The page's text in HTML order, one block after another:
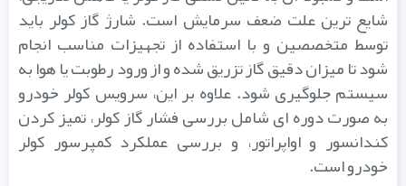
شایع ترین علت ضعف سرمایش است. شارژ گاز کولر باید
توسط متخصصین و با استفاده از تجهیزات مناسب انجام
شود تا میزان دقیق گاز تزریق شده و از ورود رطوبت یا هوا به
سیستم جلوگیری شود. علاوه بر این، سرویس کولر خودرو
به صورت دوره ای شامل بررسی فشار گاز کولر، تمیز کردن
کندانسور و اواپراتور، و بررسی عملکرد کمپرسور کولر
خودرو است.